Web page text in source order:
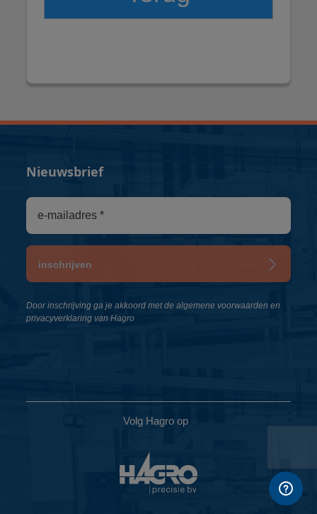
Nieuwsbrief
inschrijven
Door inschrijving ga je akkoord met de algemene voorwaarden en
privacyverklaring van Hagro
Volg Hagro op